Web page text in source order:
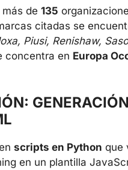
de 135
citadas se
Piusi, Renishaw,
concentra en Europa
scripts en Python que
en un plantilla